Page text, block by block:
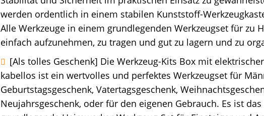
werden ordentlich in einem stabilen Kunststoff-
Alle Werkzeuge in einem grundlegenden Werkzeugset für zu
einfach aufzunehmen, zu tragen und gut zu lagern und zu
[Als tolles Geschenk] Die Werkzeug-Kits Box mit
kabellos ist ein wertvolles und perfektes Werkzeugset für
Geburtstagsgeschenk, Vatertagsgeschenk,
Neujahrsgeschenk, oder für den eigenen Gebrauch. Es ist